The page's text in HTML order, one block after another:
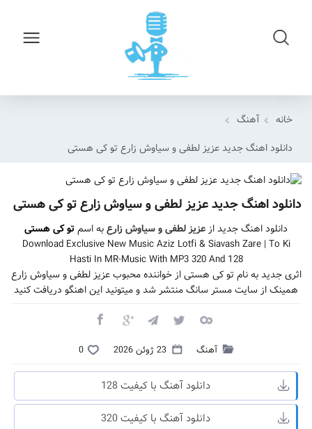
خانه
آهنگ
دانلود اهنگ جدید عزیز لطفی و سیاوش زارع تو کی هستی
دانلود اهنگ جدید عزیز لطفی و سیاوش زارع تو کی هستی
دانلود اهنگ جدید از عزیز لطفی و سیاوش زارعبه اسمتو کی هستی
Download Exclusive New Music Aziz Lotfi & Siavash Zare | To Ki
Hasti In MR-Music With MP3 320 And 128
اثری جدید به نام تو کی هستی از خواننده محبوب عزیز لطفی و سیاوش زارع
همینک از سایت مستر سانگ منتشر شد و میتونید این اهنگو دریافت کنید
آهنگ 23 ژوئن 2026 0
دانلود آهنگ با کیفیت 128
دانلود آهنگ با کیفیت 320